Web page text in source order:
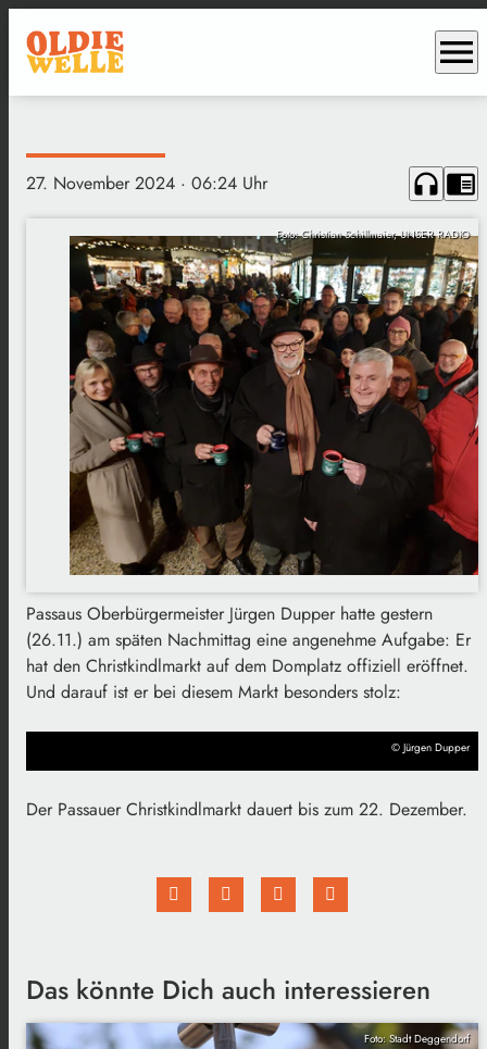
menu
27. November 2024 · 06:24 Uhr headphones chrome_reader_mode
Foto: Christian Schillmaier, UNSER RADIO
Passaus Oberbürgermeister Jürgen Dupper hatte gestern
(26.11.) am späten Nachmittag eine angenehme Aufgabe: Er
hat den Christkindlmarkt auf dem Domplatz offiziell eröffnet.
Und darauf ist er bei diesem Markt besonders stolz:
© Jürgen Dupper
Der Passauer Christkindlmarkt dauert bis zum 22. Dezember.
Das könnte Dich auch interessieren
Foto: Stadt Deggendorf